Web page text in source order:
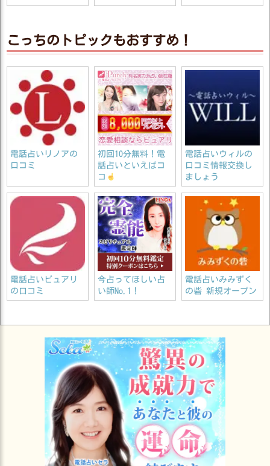
こっちのトピックもおすすめ！
電話占いリノアの
口コミ
初回10分無料！電
話占いといえばコ
コ
電話占いウィルの
口コミ情報交換し
ましょう
電話占いピュアリ
の口コミ
今占ってほしい占
い師No.1！
電話占いみみずく
の砦 新規オープン